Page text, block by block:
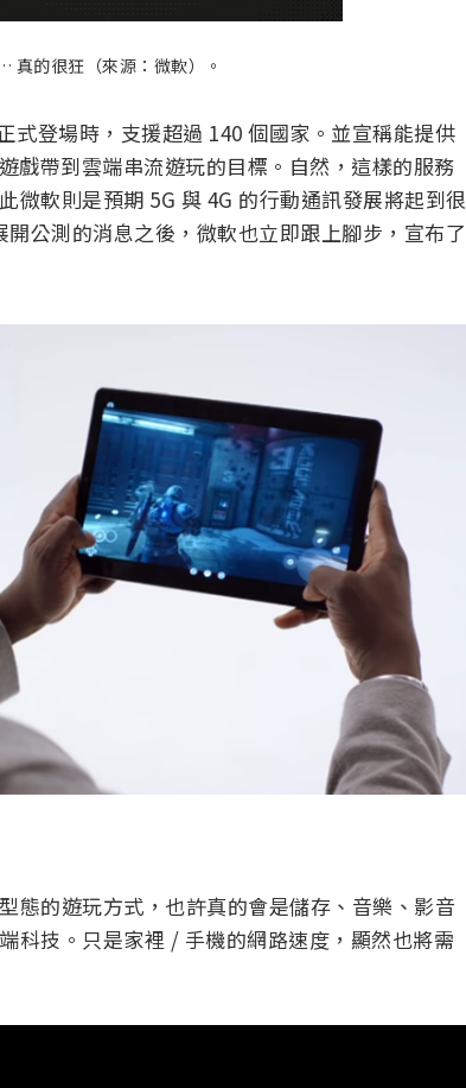
的很狂（來源：微軟）。
登場時，支援超過 140 個國家。並宣稱能提供
戲帶到雲端串流遊玩的目標。自然，這樣的服務
微軟則是預期 5G 與 4G 的行動通訊發展將起到很
公測的消息之後，微軟也立即跟上腳步，宣布了
態的遊玩方式，也許真的會是儲存、音樂、影音
科技。只是家裡 / 手機的網路速度，顯然也將需